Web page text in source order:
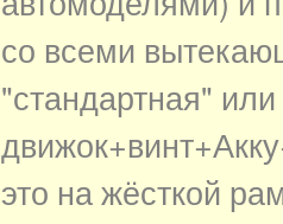
со всеми
"стандартная"
это на жёсткой